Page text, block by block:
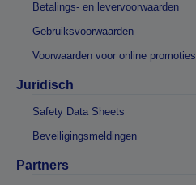
Betalings- en levervoorwaarden
Gebruiksvoorwaarden
Voorwaarden voor online promoties
Juridisch
Safety Data Sheets
Beveiligingsmeldingen
Partners